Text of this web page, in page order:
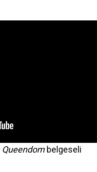
Queendombelgeseli